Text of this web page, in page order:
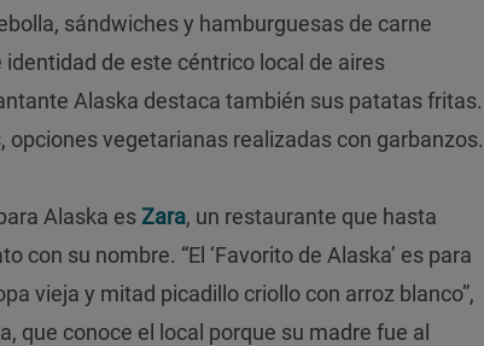
sándwiches y hamburguesas de carne
identidad de este céntrico local de aires
Alaska destaca también sus patatas fritas.
opciones vegetarianas realizadas con garbanzos.
Alaska esZara, un restaurante que hasta
con su nombre. “El ‘Favorito de Alaska’ es para
vieja y mitad picadillo criollo con arroz blanco”,
que conoce el local porque su madre fue al